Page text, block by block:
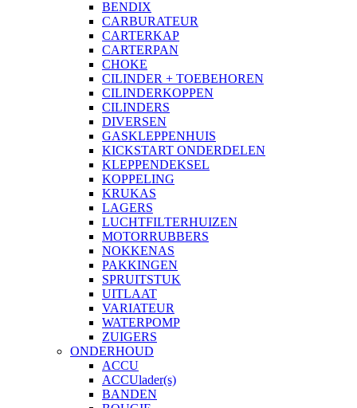
BENDIX
CARBURATEUR
CARTERKAP
CARTERPAN
CHOKE
CILINDER + TOEBEHOREN
CILINDERKOPPEN
CILINDERS
DIVERSEN
GASKLEPPENHUIS
KICKSTART ONDERDELEN
KLEPPENDEKSEL
KOPPELING
KRUKAS
LAGERS
LUCHTFILTERHUIZEN
MOTORRUBBERS
NOKKENAS
PAKKINGEN
SPRUITSTUK
UITLAAT
VARIATEUR
WATERPOMP
ZUIGERS
ONDERHOUD
ACCU
ACCUlader(s)
BANDEN